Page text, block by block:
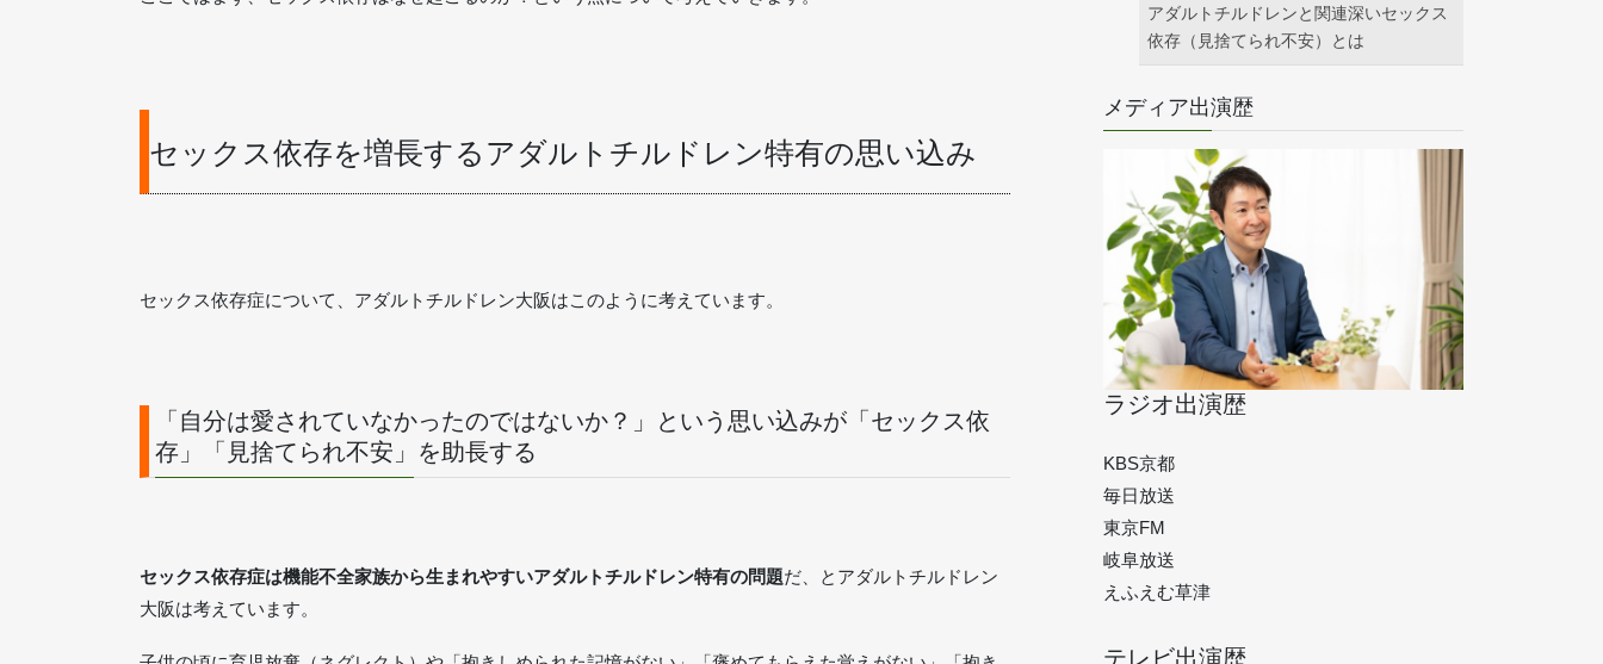
セックス依存を増長するアダルトチルドレン特有の思い込み
セックス依存症について、アダルトチルドレン大阪はこのように考えています。
「自分は愛されていなかったのではないか？」という思い込みが「セックス依
存」「見捨てられ不安」を助長する
セックス依存症は機能不全家族から生まれやすいアダルトチルドレン特有の問題だ、とアダルトチルドレン
大阪は考えています。
アダルトチルドレンと関連深いセックス
依存（見捨てられ不安）とは
メディア出演歴
ラジオ出演歴
KBS京都
毎日放送
東京FM
岐阜放送
えふえむ草津
テレビ出演歴